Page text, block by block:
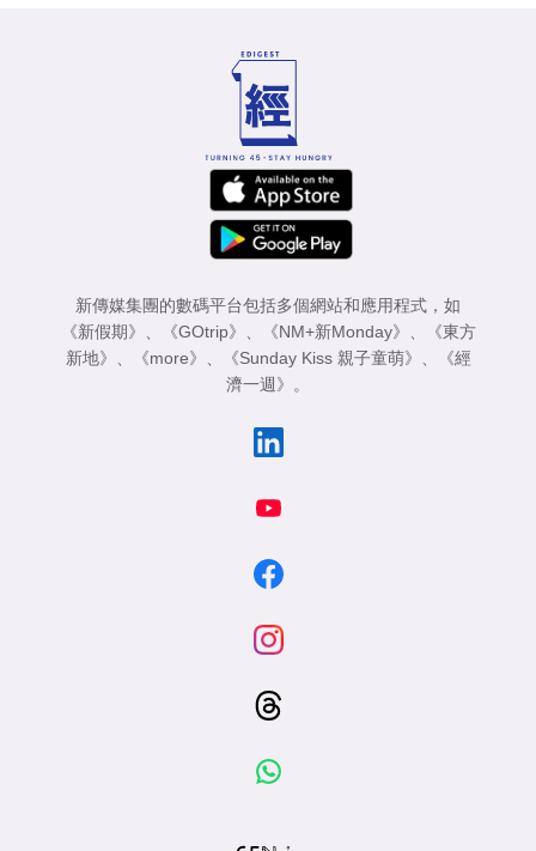
新傳媒集團的數碼平台包括多個網站和應用程式，如
《新假期》 、 《GOtrip》 、 《NM+新Monday》 、
《東方
新地》 、 《more》 、 《Sunday Kiss 親子童萌》 、
《經
濟一週》 。